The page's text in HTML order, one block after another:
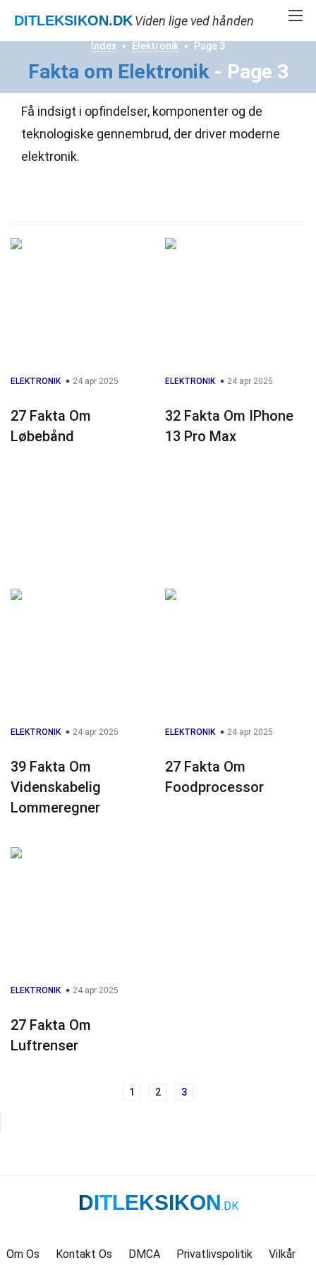
DITLEKSIKON.DKViden lige ved hånden
Index Elektronik Page 3
Fakta om Elektronik- Page 3
Få indsigt i opfindelser, komponenter og de
teknologiske gennembrud, der driver moderne
elektronik.
ELEKTRONIK 24 apr 2025
27 Fakta Om
Løbebånd
ELEKTRONIK 24 apr 2025
32 Fakta Om IPhone
13 Pro Max
ELEKTRONIK 24 apr 2025
39 Fakta Om
Videnskabelig
Lommeregner
ELEKTRONIK 24 apr 2025
27 Fakta Om
Foodprocessor
ELEKTRONIK 24 apr 2025
27 Fakta Om
Luftrenser
1 2 3
DITLEKSIKON.DK
Om Os Kontakt Os DMCA Privatlivspolitik Vilkår